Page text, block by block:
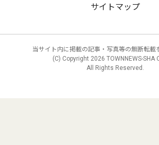
サイトマップ
当サイト内に掲載の記事・写真等の無断転載
(C) Copyright 2026 TOWNNEWS-SHA
All Rights Reserved.